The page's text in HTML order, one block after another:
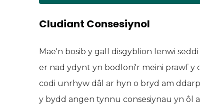
Cludiant Consesiynol
Mae'n bosib y gall disgyblion lenwi
er nad ydynt yn bodloni'r meini prawf
codi unrhyw dâl ar hyn o bryd am
y bydd angen tynnu consesiynau yn ôl